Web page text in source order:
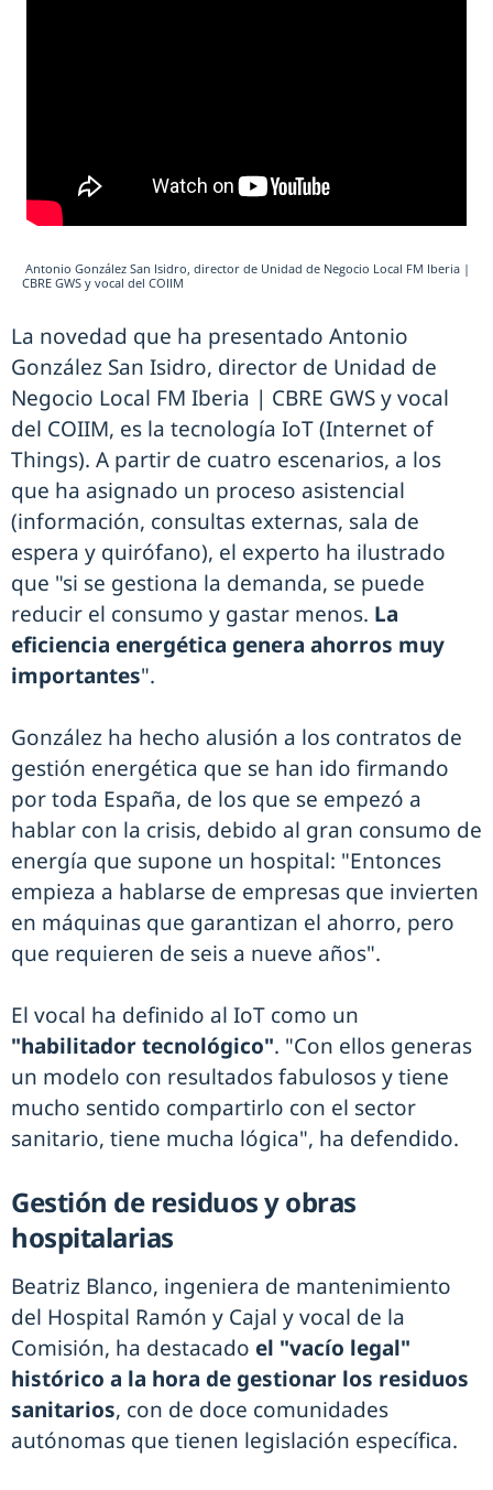
Antonio González San Isidro, director de Unidad de Negocio Local FM Iberia |
CBRE GWS y vocal del COIIM
La novedad que ha presentado Antonio
González San Isidro, director de Unidad de
Negocio Local FM Iberia | CBRE GWS y vocal
del COIIM, es la tecnología IoT (Internet of
Things). A partir de cuatro escenarios, a los
que ha asignado un proceso asistencial
(información, consultas externas, sala de
espera y quirófano), el experto ha ilustrado
que "si se gestiona la demanda, se puede
reducir el consumo y gastar menos. La
eficiencia energética genera ahorros muy
importantes".
González ha hecho alusión a los contratos de
gestión energética que se han ido firmando
por toda España, de los que se empezó a
hablar con la crisis, debido al gran consumo de
energía que supone un hospital: "Entonces
empieza a hablarse de empresas que invierten
en máquinas que garantizan el ahorro, pero
que requieren de seis a nueve años".
El vocal ha definido al IoT como un
"habilitador tecnológico". "Con ellos generas
un modelo con resultados fabulosos y tiene
mucho sentido compartirlo con el sector
sanitario, tiene mucha lógica", ha defendido.
Gestión de residuos y obras
hospitalarias
Beatriz Blanco, ingeniera de mantenimiento
del Hospital Ramón y Cajal y vocal de la
Comisión, ha destacado el "vacío legal"
histórico a la hora de gestionar los residuos
sanitarios, con de doce comunidades
autónomas que tienen legislación específica.